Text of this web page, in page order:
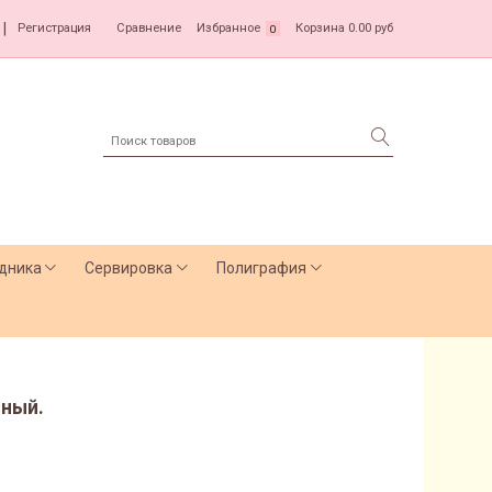
Регистрация Сравнение Избранное 0 Корзина 0.00 руб
Сервировка Полиграфия